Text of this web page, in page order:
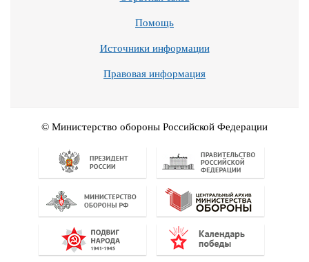
Помощь
Источники информации
Правовая информация
© Министерство обороны Российской Федерации